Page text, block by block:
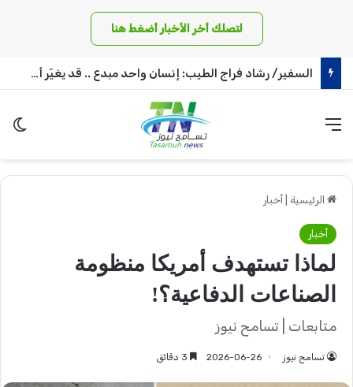
لتصلك أخر الأخبار أضغط هنا
د. ياسر محجوب الحسين: حكومة الظل بالمقلوب
القائمة
الرئيسية أخبار
أخبار
لماذا تستهدف أمريكا منظومة
الصناعات الدفاعية؟!
متابعات | تسامح نيوز
تسامح نيوز 2026-06-26